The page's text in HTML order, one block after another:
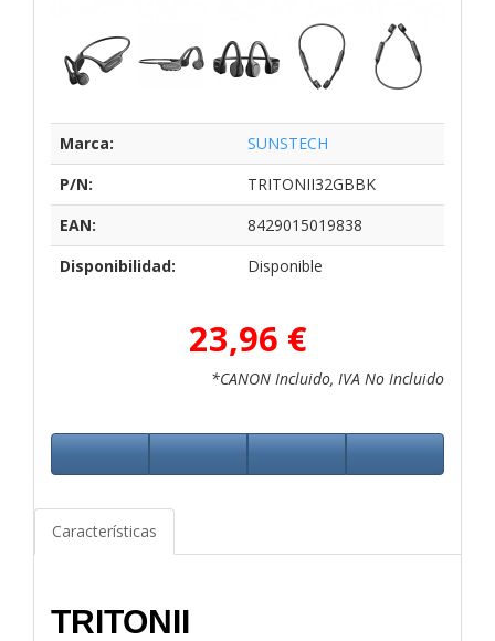
Marca:
SUNSTECH
P/N:
TRITONII32GBBK
EAN:
8429015019838
Disponibilidad:
Disponible
23,96 €
*CANON Incluido, IVA No Incluido
Características
TRITONII